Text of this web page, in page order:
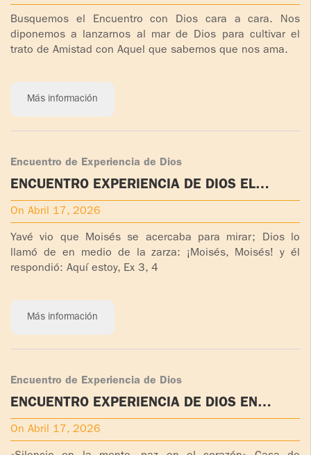
Busquemos el Encuentro con Dios cara a cara. Nos
diponemos a lanzarnos al mar de Dios para cultivar el
trato de Amistad con Aquel que sabemos que nos ama.
Más información
Encuentro de Experiencia de Dios
ENCUENTRO EXPERIENCIA DE DIOS EL
SALVADOR
On Abril 17, 2026
Yavé vio que Moisés se acercaba para mirar; Dios lo
llamó de en medio de la zarza: ¡Moisés, Moisés! y él
respondió: Aquí estoy, Ex 3, 4
Más información
Encuentro de Experiencia de Dios
ENCUENTRO EXPERIENCIA DE DIOS EN
COSTA RICA
On Abril 17, 2026